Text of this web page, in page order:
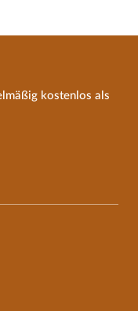
kostenlos als